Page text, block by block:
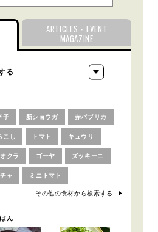
ARTICLES・EVENT
MAGAZINE
子 新ショウガ 赤パプリカ
こし トマト キュウリ
オクラ ゴーヤ ズッキーニ
ャ ミニトマト
その他の食材から検索する
ん